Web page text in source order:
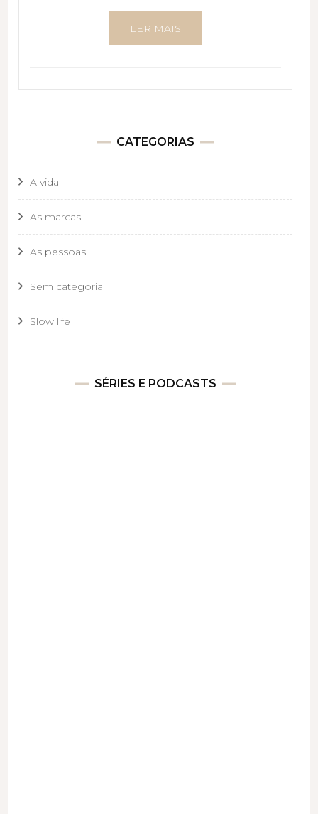
LER MAIS
CATEGORIAS
A vida
As marcas
As pessoas
Sem categoria
Slow life
SÉRIES E PODCASTS